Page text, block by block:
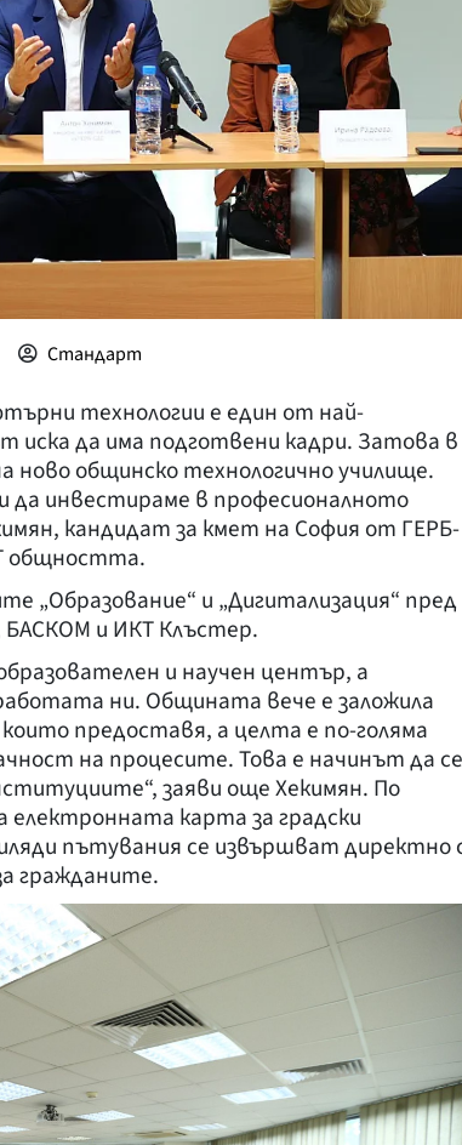
ОБЯВИ
ВОЙНАТА В
ВРЕМЕТО
Стандарт
технологии е един от най-
иска да има подготвени кадри. Затова в
ново общинско технологично училище.
да инвестираме в професионалното
кандидат за кмет на София от ГЕРБ-
общността.
„Образование“ и „Дигитализация“ пред
и ИКТ Клъстер.
и научен център, а
ни. Общината вече е заложила
предоставя, а целта е по-голяма
на процесите. Това е начинът да се
заяви още Хекимян. По
карта за градски
пътувания се извършват директно
гражданите.